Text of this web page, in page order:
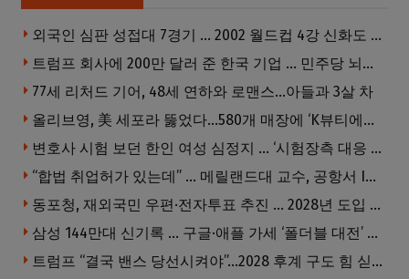
외국인 심판 성접대 7경기 … 2002 월드컵 4강 신화도 흔들
트럼프 회사에 200만 달러 준 한국 기업 … 민주당 뇌물의혹 조사
77세 리처드 기어, 48세 연하와 로맨스…아들과 3살 차
올리브영, 美 세포라 뚫었다…580개 매장에 ‘K뷰티에딧’ 론칭
변호사 시험 보던 한인 여성 심정지 … ‘시험장측 대응 부적절’ 소송
“합법 취업허가 있는데” … 메릴랜드대 교수, 공항서 ICE에 체포, 구금 중
동포청, 재외국민 우편·전자투표 추진 … 2028년 도입 목표
삼성 144만대 신기록 … 구글·애플 가세 ‘폴더블 대전’ 열린다
트럼프 “결국 밴스 당선시켜야”…2028 후계 구도 힘 싣나